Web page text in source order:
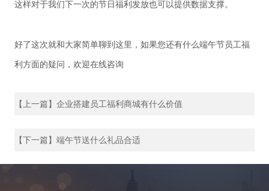
这样对于我们下一次的节日福利发放也可以提供数据支撑。
好了这次就和大家简单聊到这里，如果您还有什么端午节员工福
利方面的疑问，欢迎在线咨询
【上一篇】企业搭建员工福利商城有什么价值
【下一篇】端午节送什么礼品合适